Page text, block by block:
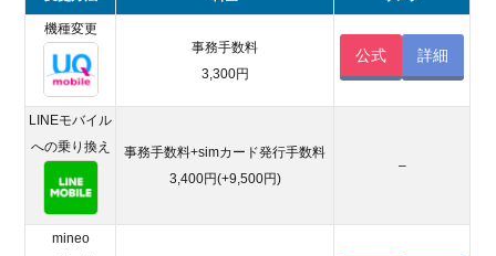
機種変更
事務手数料
3,300円
公式 詳細
LINEモバイル
への乗り換え
事務手数料+simカード発行手数料
3,400円(+9,500円)
–
mineo